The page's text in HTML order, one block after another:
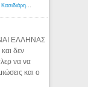
Αμερικανοί ρατσιστές αναρωτιούνται αν ο Ηλίας Κασιδιάρης ανήκει στη λευκή φυλή... - Λόγιος Ερμής
ΕΛΛΗΝΑΣ
δεν
να να
και ο